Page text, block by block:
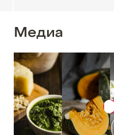
Медиа